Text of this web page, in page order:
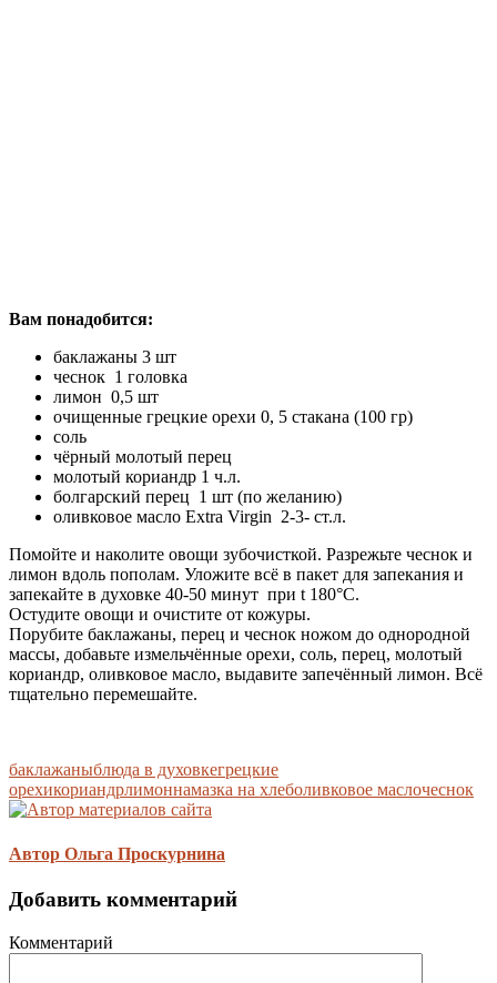
Вам понадобится:
баклажаны 3 шт
чеснок 1 головка
лимон 0,5 шт
очищенные грецкие орехи 0, 5 стакана (100 гр)
соль
чёрный молотый перец
молотый кориандр 1 ч.л.
болгарский перец 1 шт (по желанию)
оливковое масло Extra Virgin 2-3- ст.л.
Помойте и наколите овощи зубочисткой. Разрежьте чеснок и
лимон вдоль пополам. Уложите всё в пакет для запекания и
запекайте в духовке 40-50 минут при t 180°С.
Остудите овощи и очистите от кожуры.
Порубите баклажаны, перец и чеснок ножом до однородной
массы, добавьте измельчённые орехи, соль, перец, молотый
кориандр, оливковое масло, выдавите запечённый лимон. Всё
тщательно перемешайте.
баклажаныблюда в духовкегрецкие
орехикориандрлимоннамазка на хлеболивковое маслочеснок
Автор Ольга Проскурнина
Добавить комментарий
Комментарий